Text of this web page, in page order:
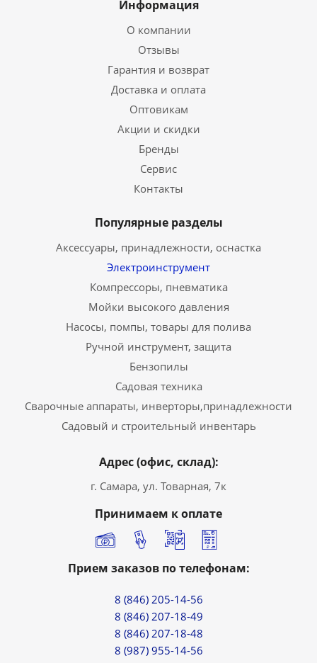
Информация
О компании
Отзывы
Гарантия и возврат
Доставка и оплата
Оптовикам
Акции и скидки
Бренды
Сервис
Контакты
Популярные разделы
Аксессуары, принадлежности, оснастка
Электроинструмент
Компрессоры, пневматика
Мойки высокого давления
Насосы, помпы, товары для полива
Ручной инструмент, защита
Бензопилы
Садовая техника
Сварочные аппараты, инверторы,принадлежности
Садовый и строительный инвентарь
Адрес (офис, склад):
г. Самара, ул. Товарная, 7к
Принимаем к оплате
Прием заказов по телефонам:
8 (846) 205-14-56
8 (846) 207-18-49
8 (846) 207-18-48
8 (987) 955-14-56